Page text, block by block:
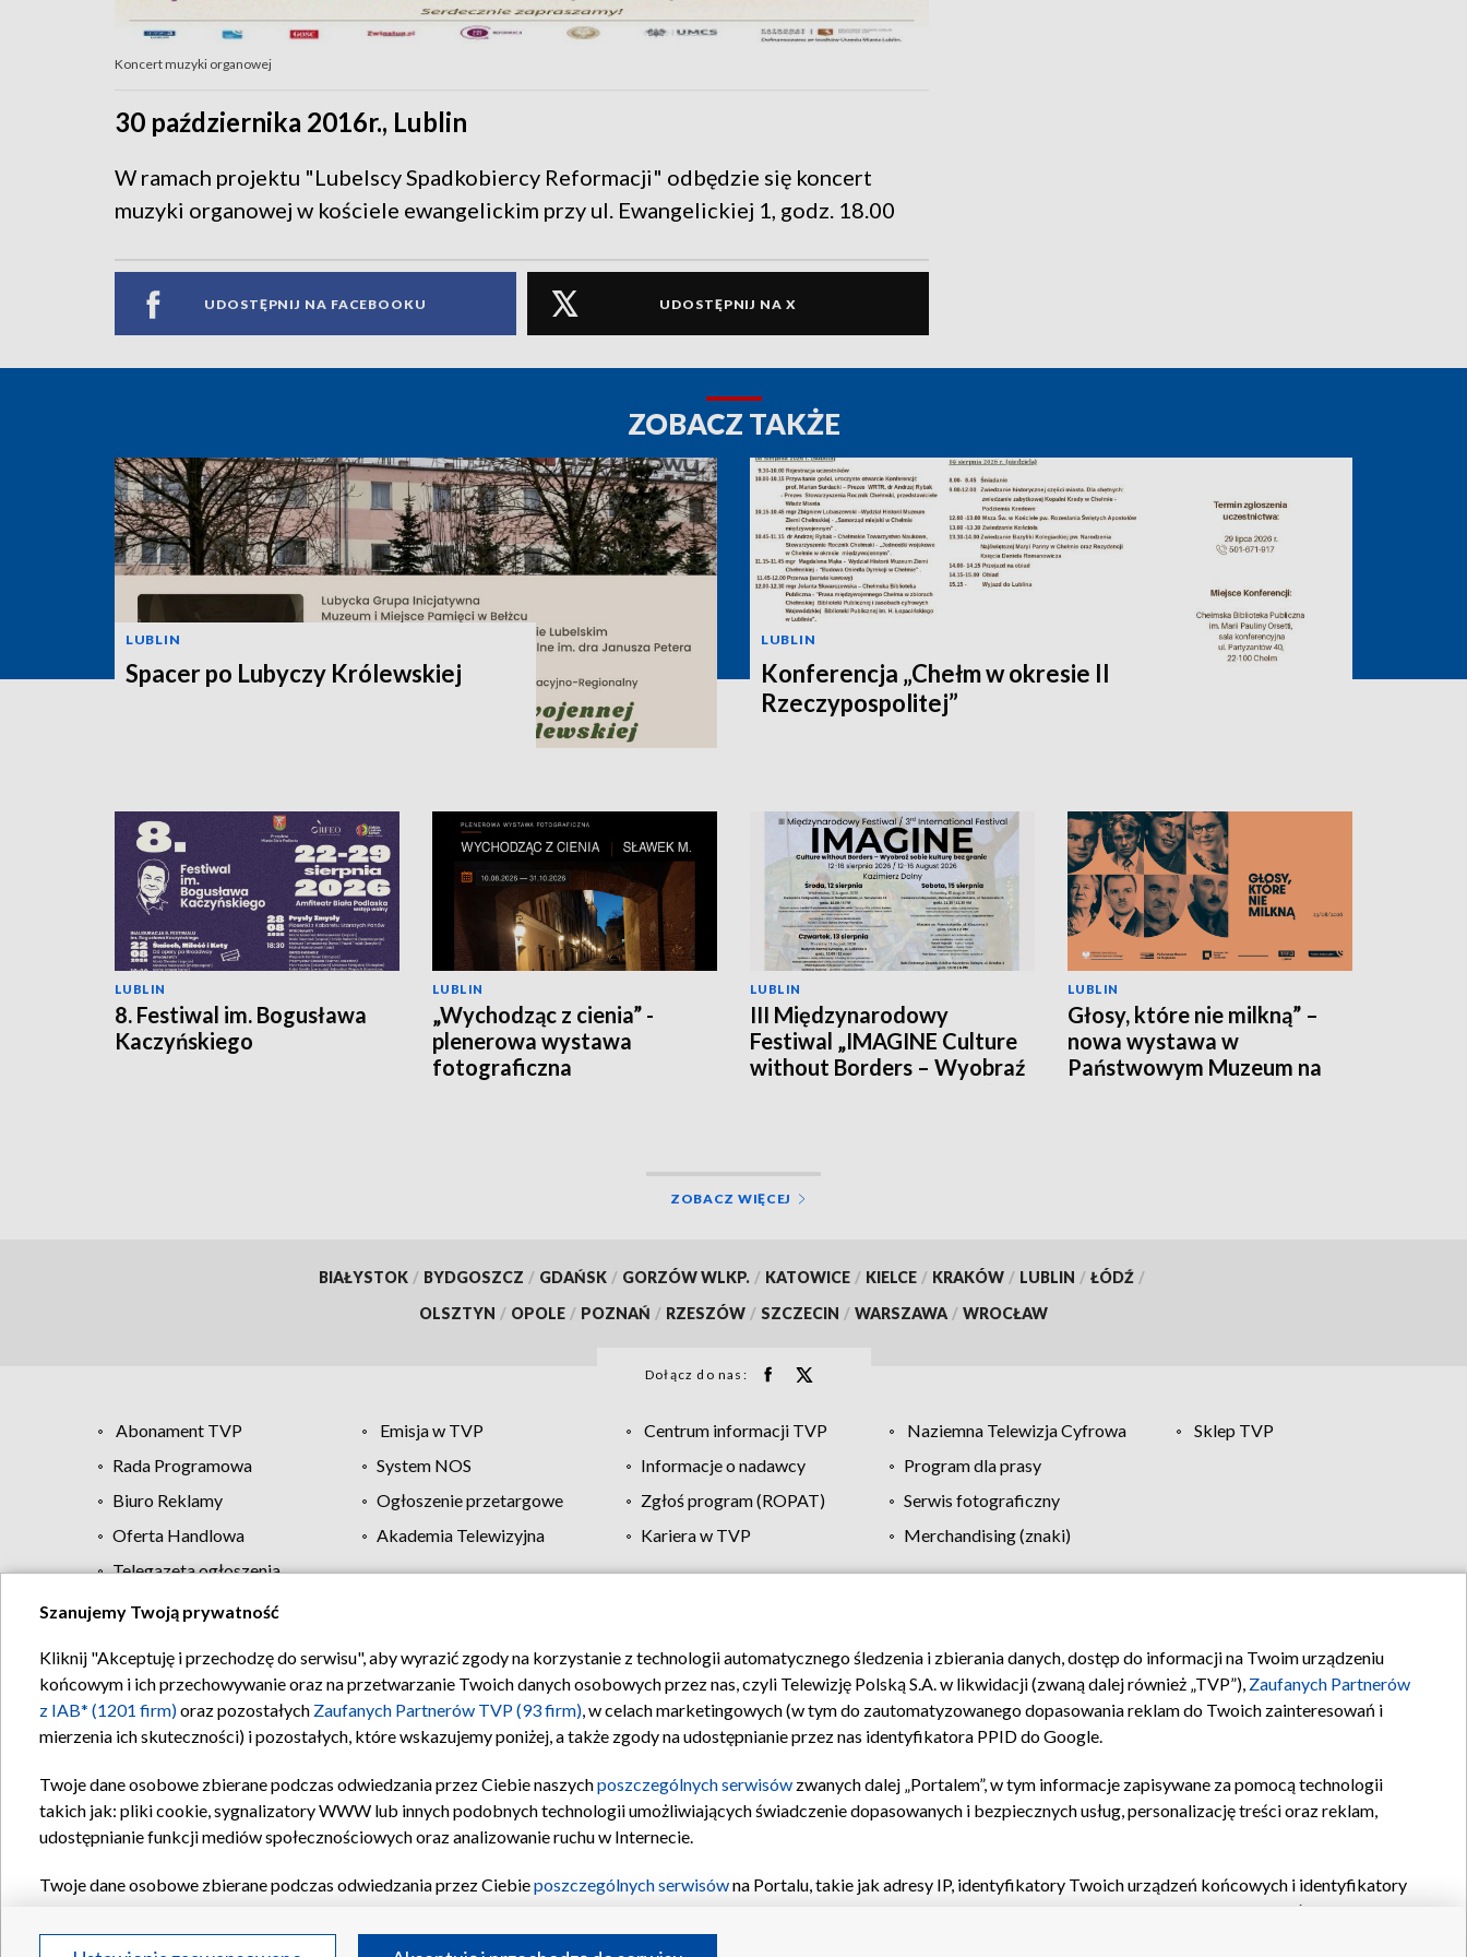
Koncert muzyki organowej
30 października 2016r., Lublin
W ramach projektu "Lubelscy Spadkobiercy Reformacji" odbędzie się koncert
muzyki organowej w kościele ewangelickim przy ul. Ewangelickiej 1, godz. 18.00
UDOSTĘPNIJ NA FACEBOOKU UDOSTĘPNIJ NA X
ZOBACZ TAKŻE
LUBLIN
Spacer po Lubyczy Królewskiej
LUBLIN
Konferencja „Chełm w okresie II
Rzeczypospolitej”
LUBLIN
8. Festiwal im. Bogusława
Kaczyńskiego
LUBLIN
„Wychodząc z cienia” -
plenerowa wystawa
fotograficzna
LUBLIN
III Międzynarodowy
Festiwal „IMAGINE Culture
without Borders – Wyobraź
LUBLIN
Głosy, które nie milkną” –
nowa wystawa w
Państwowym Muzeum na
ZOBACZ WIĘCEJ
BIAŁYSTOK / BYDGOSZCZ / GDAŃSK / GORZÓW WLKP. / KATOWICE / KIELCE / KRAKÓW / LUBLIN / ŁÓDŹ /
OLSZTYN / OPOLE / POZNAŃ / RZESZÓW / SZCZECIN / WARSZAWA / WROCŁAW
Dołącz do nas:
Abonament TVP Emisja w TVP Centrum informacji TVP Naziemna Telewizja Cyfrowa
Sklep TVP
Rada Programowa
System NOS Informacje o nadawcy
Program dla prasy
Biuro Reklamy
Ogłoszenie przetargowe Zgłoś program (ROPAT)
Serwis fotograficzny
Oferta Handlowa
Akademia Telewizyjna Kariera w TVP
Merchandising (znaki)
Telegazeta ogłoszenia
Regulamin TVP Polityka prywatności Moje zgody Pomoc Biuro reklamy Kontakt
Szanujemy Twoją prywatność
Kliknij "Akceptuję i przechodzę do serwisu", aby wyrazić zgody na korzystanie z technologii automatycznego śledzenia i zbierania danych, dostęp do informacji na Twoim urządzeniu
końcowym i ich przechowywanie oraz na przetwarzanie Twoich danych osobowych przez nas, czyli Telewizję Polską S.A. w likwidacji (zwaną dalej również „TVP”), Zaufanych Partnerów
z IAB* (1201 firm)oraz pozostałych Zaufanych Partnerów TVP (93 firm), w celach marketingowych (w tym do zautomatyzowanego dopasowania reklam do Twoich zainteresowań i
mierzenia ich skuteczności) i pozostałych, które wskazujemy poniżej, a także zgody na udostępnianie przez nas identyfikatora PPID do Google.
Twoje dane osobowe zbierane podczas odwiedzania przez Ciebie naszychposzczególnych serwisów zwanych dalej „Portalem”, w tym informacje zapisywane za pomocą technologii
takich jak: pliki cookie, sygnalizatory WWW lub innych podobnych technologii umożliwiających świadczenie dopasowanych i bezpiecznych usług, personalizację treści oraz reklam,
udostępnianie funkcji mediów społecznościowych oraz analizowanie ruchu w Internecie.
Twoje dane osobowe zbierane podczas odwiedzania przez Ciebieposzczególnych serwisówna Portalu, takie jak adresy IP, identyfikatory Twoich urządzeń końcowych i identyfikatory
oraz pozostałych
Partnerów TVPdla realizacji następujących celów i funkcji: przechowywania informacji na urządzeniu lub dostęp do nich, wyboru podstawowych reklam, wyboru spersonalizowanych